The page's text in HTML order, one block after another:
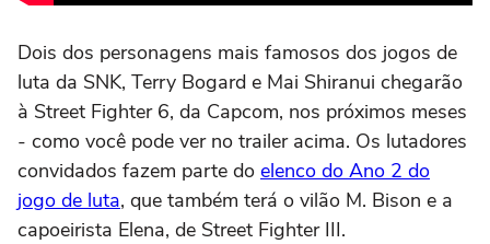
Dois dos personagens mais famosos dos jogos de
luta da SNK, Terry Bogard e Mai Shiranui chegarão
à Street Fighter 6, da Capcom, nos próximos meses
- como você pode ver no trailer acima. Os lutadores
convidados fazem parte do elenco do Ano 2 do
jogo de luta, que também terá o vilão M. Bison e a
capoeirista Elena, de Street Fighter III.